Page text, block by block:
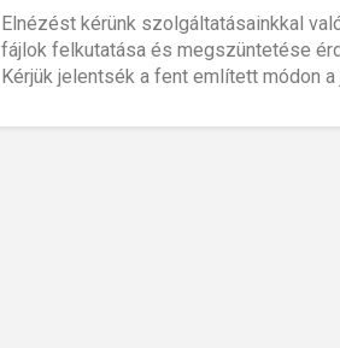
Elnézést kérünk szolgáltatásainkkal
fájlok felkutatása és megszüntetése
Kérjük jelentsék a fent említett módon